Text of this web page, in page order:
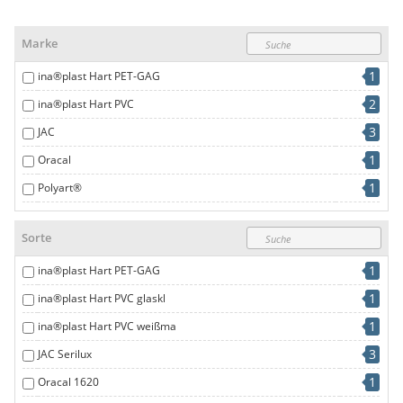
Marke
ina®plast Hart PET-GAG 1
ina®plast Hart PVC 2
JAC 3
Oracal 1
Polyart® 1
R-Polyart® 1
Sorte
ina®plast Hart PET-GAG 1
ina®plast Hart PVC glaskl 1
ina®plast Hart PVC weißma 1
JAC Serilux 3
Oracal 1620 1